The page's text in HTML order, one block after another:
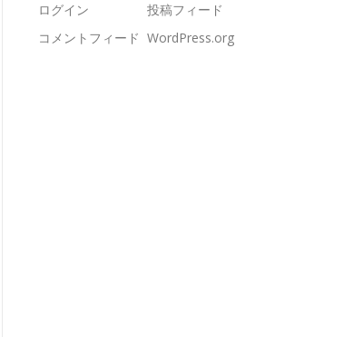
ログイン
投稿フィード
コメントフィード WordPress.org